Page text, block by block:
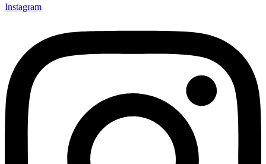
Instagram